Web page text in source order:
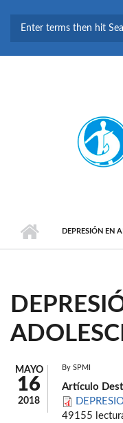
BÚSQUEDA
DEPRESIÓN EN
MAYO
16
2018
By SPMI
Artículo
49155